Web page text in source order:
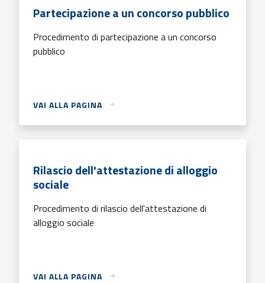
Partecipazione a un concorso pubblico
Procedimento di partecipazione a un concorso
pubblico
VAI ALLA PAGINA
Rilascio dell'attestazione di alloggio
sociale
Procedimento di rilascio dell'attestazione di
alloggio sociale
VAI ALLA PAGINA